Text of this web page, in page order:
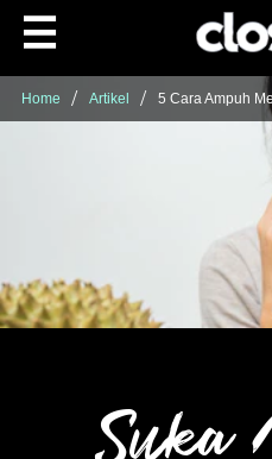
Skip to content
Home Artikel 5 Cara Ampuh
Suka